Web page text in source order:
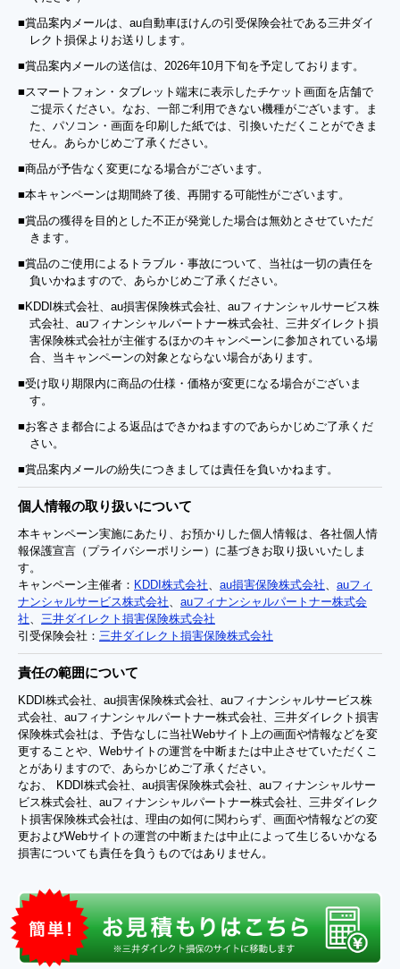
■賞品案内メールは、au自動車ほけんの引受保険会社である三井ダイ
レクト損保よりお送りします。
■賞品案内メールの送信は、2026年10月下旬を予定しております。
■スマートフォン・タブレット端末に表示したチケット画面を店舗で
ご提示ください。なお、一部ご利用できない機種がございます。ま
た、パソコン・画面を印刷した紙では、引換いただくことができま
せん。あらかじめご了承ください。
■商品が予告なく変更になる場合がございます。
■本キャンペーンは期間終了後、再開する可能性がございます。
■賞品の獲得を目的とした不正が発覚した場合は無効とさせていただ
きます。
■賞品のご使用によるトラブル・事故について、当社は一切の責任を
負いかねますので、あらかじめご了承ください。
■KDDI株式会社、au損害保険株式会社、auフィナンシャルサービス株
式会社、auフィナンシャルパートナー株式会社、三井ダイレクト損
害保険株式会社が主催するほかのキャンペーンに参加されている場
合、当キャンペーンの対象とならない場合があります。
■受け取り期限内に商品の仕様・価格が変更になる場合がございま
す。
■お客さま都合による返品はできかねますのであらかじめご了承くだ
さい。
■賞品案内メールの紛失につきましては責任を負いかねます。
個人情報の取り扱いについて
本キャンペーン実施にあたり、お預かりした個人情報は、各社個人情
報保護宣言（プライバシーポリシー）に基づきお取り扱いいたしま
す。
キャンペーン主催者： KDDI株式会社 au損害保険株式会社
auフィ
ナンシャルサービス株式会社
auフィナンシャルパートナー株式会
社
三井ダイレクト損害保険株式会社
引受保険会社： 三井ダイレクト損害保険株式会社
責任の範囲について
KDDI株式会社、au損害保険株式会社、auフィナンシャルサービス株
式会社、auフィナンシャルパートナー株式会社、三井ダイレクト損害
保険株式会社は、予告なしに当社Webサイト上の画面や情報などを変
更することや、Webサイトの運営を中断または中止させていただくこ
とがありますので、あらかじめご了承ください。
なお、 KDDI株式会社、au損害保険株式会社、auフィナンシャルサー
ビス株式会社、auフィナンシャルパートナー株式会社、三井ダイレク
ト損害保険株式会社は、理由の如何に関わらず、画面や情報などの変
更およびWebサイトの運営の中断または中止によって生じるいかなる
損害についても責任を負うものではありません。